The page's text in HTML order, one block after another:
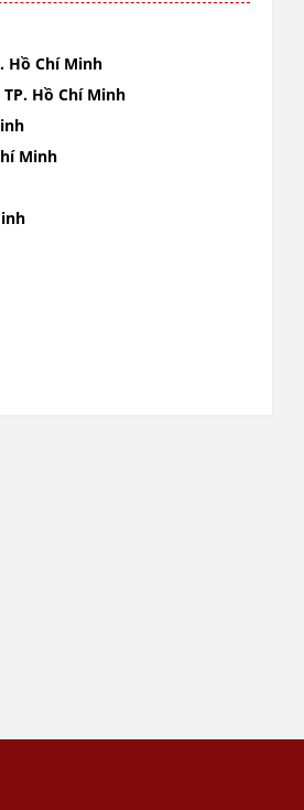
Hồ Chí Minh
Hồ Chí Minh
Minh